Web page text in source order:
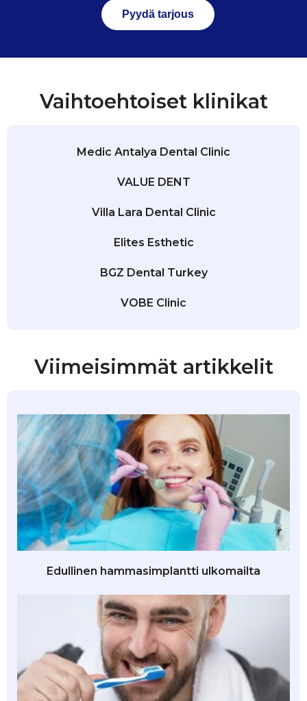
Pyydä tarjous
Vaihtoehtoiset klinikat
Medic Antalya Dental Clinic
VALUE DENT
Villa Lara Dental Clinic
Elites Esthetic
BGZ Dental Turkey
VOBE Clinic
Viimeisimmät artikkelit
Edullinen hammasimplantti ulkomailta